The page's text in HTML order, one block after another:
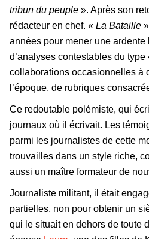
tribun du peuple ». Après son
rédacteur en chef. « La Bataille
années pour mener une
d’analyses contestables du type
collaborations occasionnelles à
l’époque, de rubriques
Ce redoutable polémiste, qui
journaux où il écrivait. Les
parmi les journalistes de cette
trouvailles dans un style riche,
aussi un maître formateur de
Journaliste militant, il était
partielles, non pour obtenir un
qui le situait en dehors de toute